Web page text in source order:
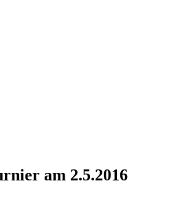
am 2.5.2016